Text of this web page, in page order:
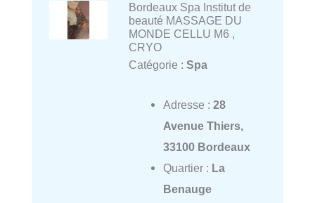
Bordeaux Spa Institut de
beauté MASSAGE DU
MONDE CELLU M6 ,
CRYO
Catégorie : Spa
Adresse : 28
Avenue Thiers,
33100 Bordeaux
Quartier : La
Benauge